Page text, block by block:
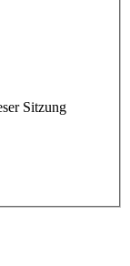
Sitzung